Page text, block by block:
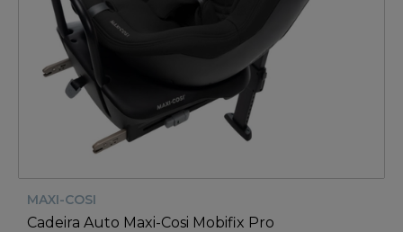
MAXI-COSI
Cadeira Auto Maxi-Cosi Mobifix Pro